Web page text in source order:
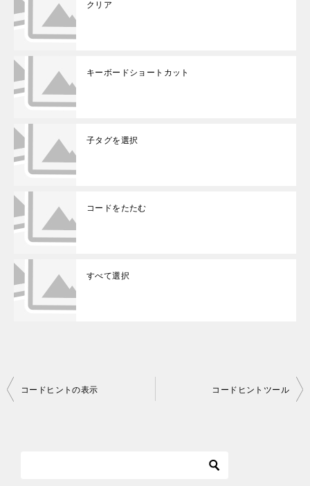
クリア
キーボードショートカット
子タグを選択
コードをたたむ
すべて選択
投
コードヒントの表示 コードヒントツール